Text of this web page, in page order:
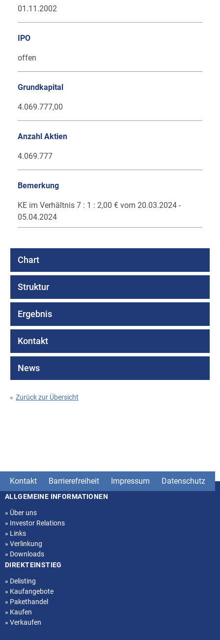
01.11.2002
IPO
offen
Grundkapital
4.069.777,00
Anzahl Aktien
4.069.777
Bemerkung
KE im Verhältnis 7 : 1 : 2,00 € vom 20.03.2024 -
05.04.2024
Chart
Struktur
Ergebnis
Kontakt
News
« Zurück zur Übersicht
Kontakt Barrierefreiheit Impressum Datenschutz
Seitenstruktur
ALLGEMEINE INFORMATIONEN
» Über uns
» Investor Relations
» Links
» Verlinkung
» Downloads
DIREKTEINSTIEG
» Delisting
» Kaufangebote
» Pakethandel
» Kaufen
» Verkaufen